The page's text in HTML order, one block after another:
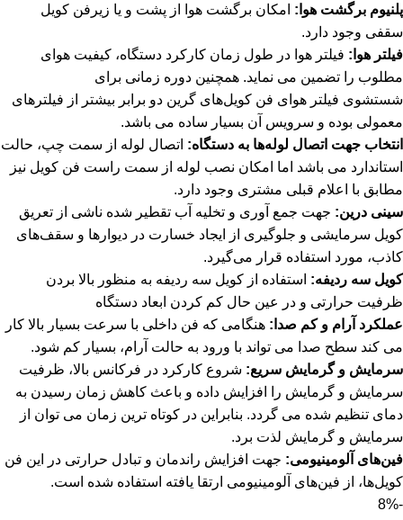
پلنیوم برگشت هوا: امکان برگشت هوا از پشت و یا زیرفن کویل
سقفی وجود دارد.
فیلتر هوا: فیلتر هوا در طول زمان کارکرد دستگاه، کیفیت هوای
مطلوب را تضمین می نماید. همچنین دوره زمانی برای
شستشوی فیلتر هوای فن کویل‌های گرین دو برابر بیشتر از فیلترهای
معمولی بوده و سرویس آن بسیار ساده می باشد.
انتخاب جهت اتصال لوله‌ها به دستگاه: اتصال لوله از سمت چپ، حالت
استاندارد می باشد اما امکان نصب لوله از سمت راست فن کویل نیز
مطابق با اعلام قبلی مشتری وجود دارد.
سینی درین: جهت جمع آوری و تخلیه آب تقطیر شده ناشی از تعریق
کویل سرمایشی و جلوگیری از ایجاد خسارت در دیوارها و سقف‌های
کاذب، مورد استفاده قرار می‌گیرد.
کویل سه ردیفه: استفاده از کویل سه ردیفه به منظور بالا بردن
ظرفیت حرارتی و در عین حال کم کردن ابعاد دستگاه
عملکرد آرام و کم صدا: هنگامی که فن داخلی با سرعت بسیار بالا کار
می کند سطح صدا می تواند با ورود به حالت آرام، بسیار کم شود.
سرمایش و گرمایش سریع: شروع کارکرد در فرکانس بالا، ظرفیت
سرمایش و گرمایش را افزایش داده و باعث کاهش زمان رسیدن به
دمای تنظیم شده می گردد. بنابراین در کوتاه ترین زمان می توان از
سرمایش و گرمایش لذت برد.
فین‌های آلومینیومی: جهت افزایش راندمان و تبادل حرارتی در این فن
کویل‌ها، از فین‌های آلومینیومی ارتقا یافته استفاده شده است.
-8%